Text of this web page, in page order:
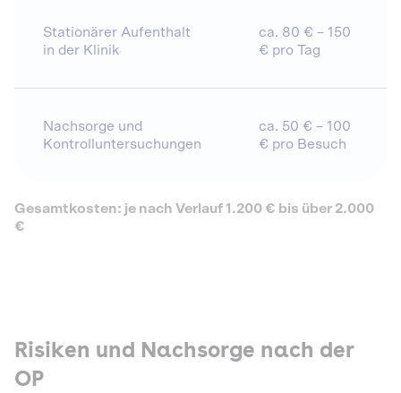
Stationärer Aufenthalt
in der Klinik
ca. 80 € – 150
€ pro Tag
Nachsorge und
Kontrolluntersuchungen
ca. 50 € – 100
€ pro Besuch
Gesamtkosten: je nach Verlauf 1.200 € bis über 2.000
€
Risiken und Nachsorge nach der
OP